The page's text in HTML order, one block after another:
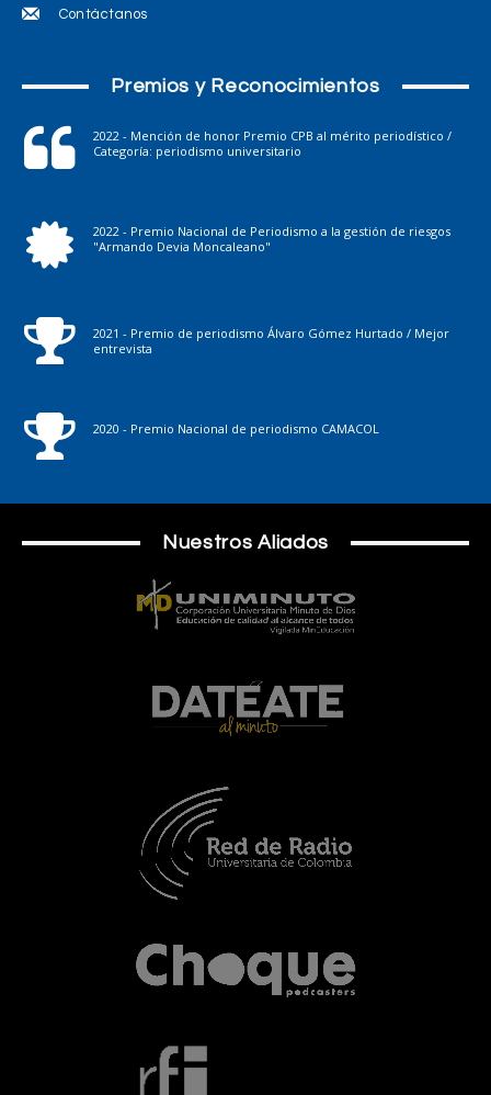
Contáctanos
Premios y Reconocimientos
2022 - Mención de honor Premio CPB al mérito periodístico /
Categoría: periodismo universitario
2022 - Premio Nacional de Periodismo a la gestión de riesgos
"Armando Devia Moncaleano"
2021 - Premio de periodismo Álvaro Gómez Hurtado / Mejor
entrevista
2020 - Premio Nacional de periodismo CAMACOL
Nuestros Aliados